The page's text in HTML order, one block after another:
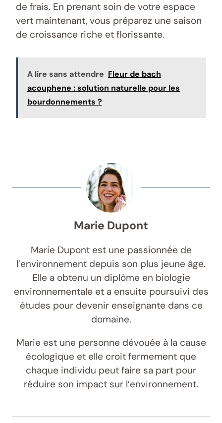
de frais. En prenant soin de votre espace
vert maintenant, vous préparez une saison
de croissance riche et florissante.
A lire sans attendre Fleur de bach
acouphene : solution naturelle pour les
bourdonnements ?
Marie Dupont
Marie Dupont est une passionnée de
l’environnement depuis son plus jeune âge.
Elle a obtenu un diplôme en biologie
environnementale et a ensuite poursuivi des
études pour devenir enseignante dans ce
domaine.
Marie est une personne dévouée à la cause
écologique et elle croit fermement que
chaque individu peut faire sa part pour
réduire son impact sur l’environnement.